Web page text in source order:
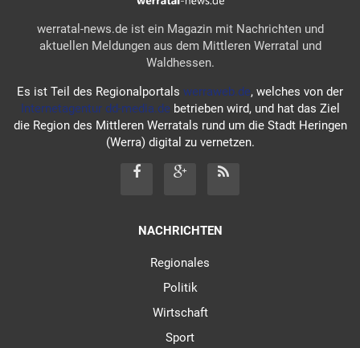
werratal-news.de ist ein Magazin mit Nachrichten und
aktuellen Meldungen aus dem Mittleren Werratal und
Waldhessen.
Es ist Teil des Regionalportals werraweb.de, welches von der
Internetagentur dd-media.debetrieben wird, und hat das Ziel
die Region des Mittleren Werratals rund um die Stadt Heringen
(Werra) digital zu vernetzen.
NACHRICHTEN
Regionales
Politik
Wirtschaft
Sport